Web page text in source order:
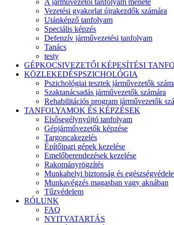
Vezetési gyakorlat újrakezdők számára
Utánképző tanfolyam
Speciális képzés
Defenzív járművezetési tanfolyam
Tanács
testy
GÉPKOCSIVEZETŐI KÉPESÍTÉSI
KÖZLEKEDÉSPSZICHOLÓGIA
Pszichológiai tesztek járművezetők
Szaktanácsadás járművezetők számára
Rehabilitációs program járművezetők
TANFOLYAMOK ÉS KÉPZÉSEK
Elsősegélynyújtó tanfolyam
Gépjárművezetők képzése
Targoncakezelés
Építőipari gépek kezelése
Emelőberendezések kezelése
Rakományrögzítés
Munkahelyi biztonság és
Munkavégzés magasban vagy aknában
Tűzvédelem
RÓLUNK
FAQ
NYITVATARTÁS